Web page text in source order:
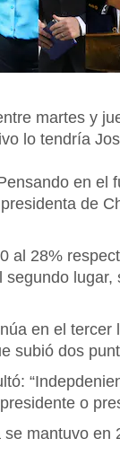
martes y
lo tendría
en el
de
al 28%
lugar,
en el tercer
subió dos
o
mantuvo en